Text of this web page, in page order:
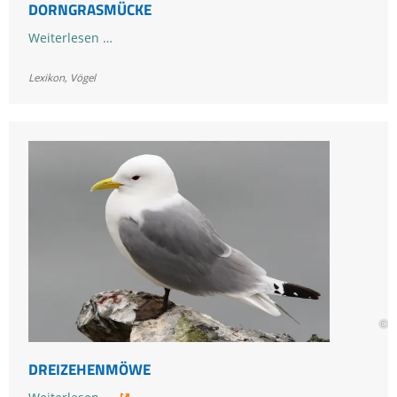
DORNGRASMÜCKE
Weiterlesen …Dorngrasmücke
Lexikon, Vögel
©
DREIZEHENMÖWE